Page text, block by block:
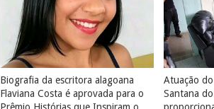
Biografia da escritora alagoana
Flaviana Costa é aprovada para o
Atuação
Santana